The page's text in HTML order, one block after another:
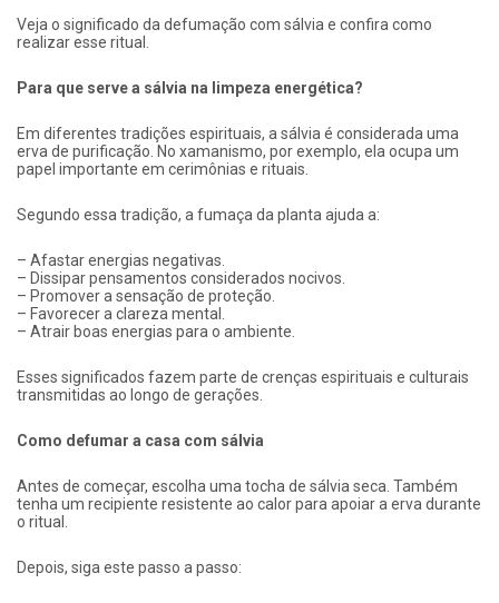
Veja o significado da defumação com sálvia e confira como
realizar esse ritual.
Para que serve a sálvia na limpeza energética?
Em diferentes tradições espirituais, a sálvia é considerada uma
erva de purificação. No xamanismo, por exemplo, ela ocupa um
papel importante em cerimônias e rituais.
Segundo essa tradição, a fumaça da planta ajuda a:
– Afastar energias negativas.
– Dissipar pensamentos considerados nocivos.
– Promover a sensação de proteção.
– Favorecer a clareza mental.
– Atrair boas energias para o ambiente.
Esses significados fazem parte de crenças espirituais e culturais
transmitidas ao longo de gerações.
Como defumar a casa com sálvia
Antes de começar, escolha uma tocha de sálvia seca. Também
tenha um recipiente resistente ao calor para apoiar a erva durante
o ritual.
Depois, siga este passo a passo: